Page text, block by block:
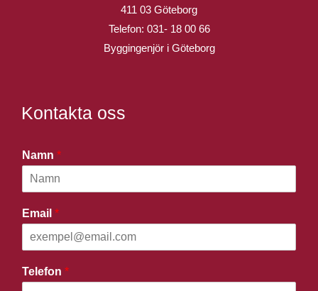
411 03 Göteborg
Telefon: 031- 18 00 66
Byggingenjör i Göteborg
Kontakta oss
Namn *
Email *
Telefon *